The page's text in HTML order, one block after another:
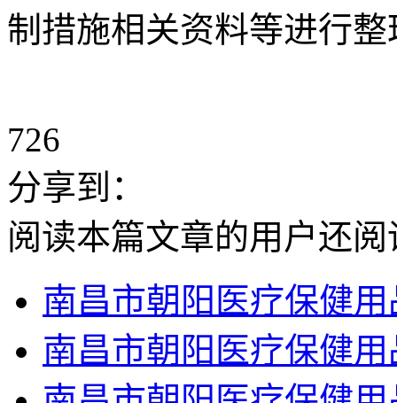
制措施相关资料等进行
726
分享到：
阅读本篇文章的用户还阅
南昌市朝阳医疗保健
南昌市朝阳医疗保健